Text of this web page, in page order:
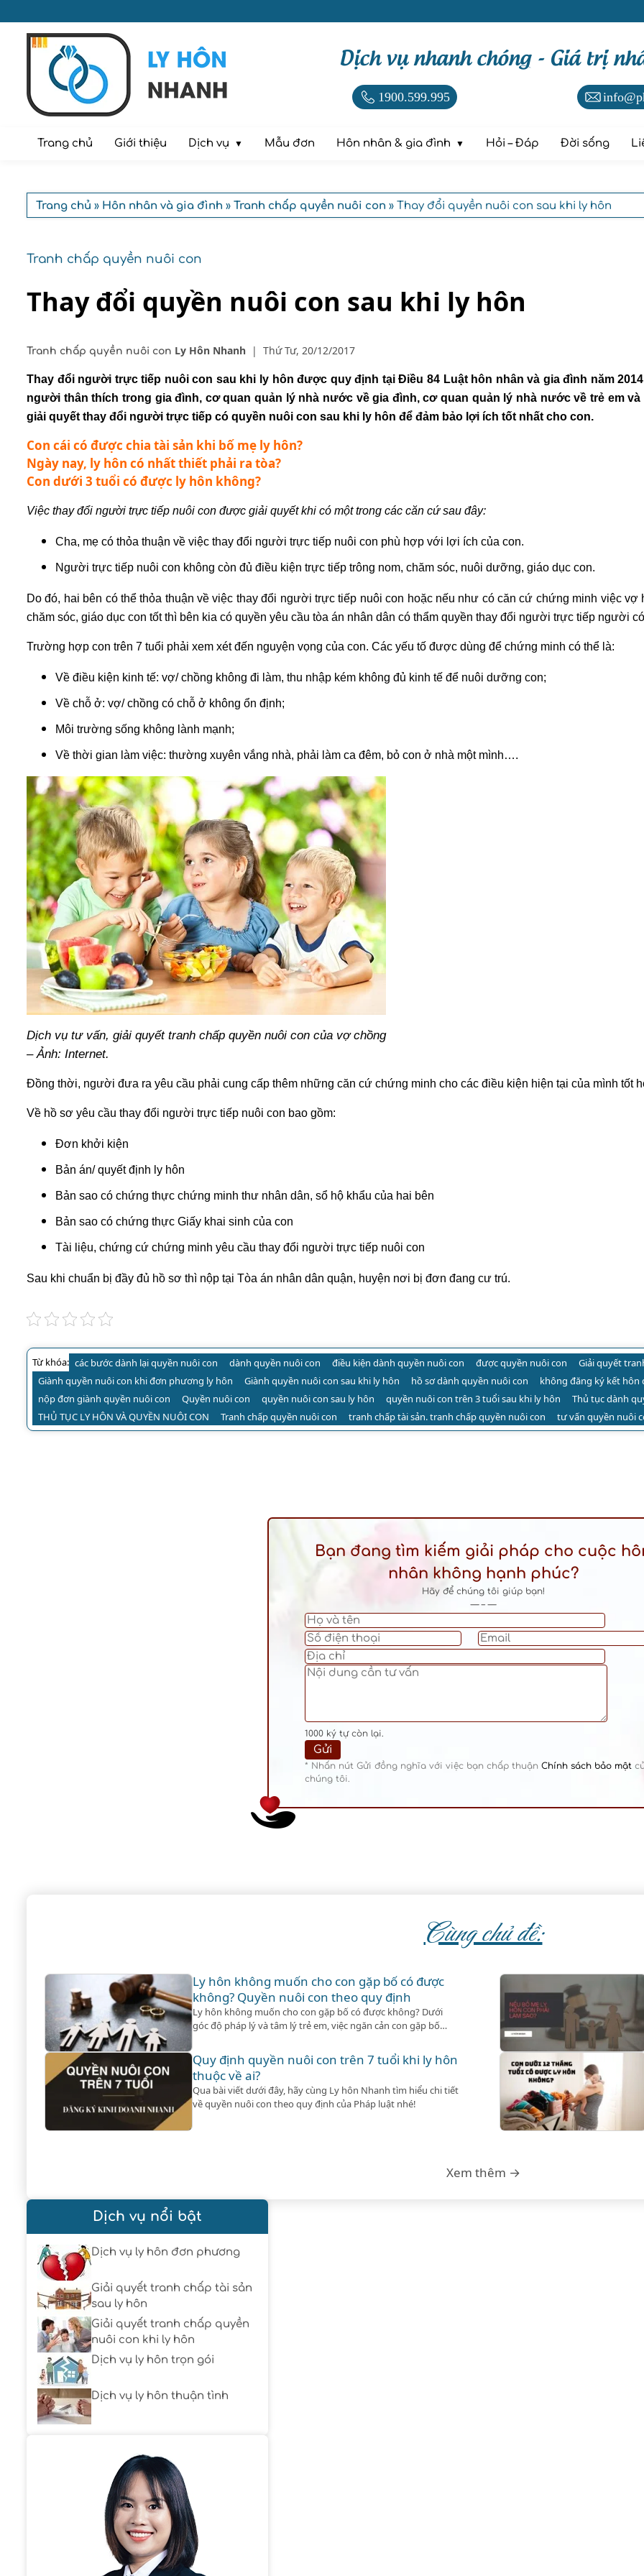
Dịch vụ nhanh chóng - Giá trị
1900.599.995
Trang chủ Giới thiệu Dịch vụ Mẫu đơn Hôn nhân & gia đình Hỏi – Đáp Đời sống
Trang chủ » Hôn nhân và gia đình » Tranh chấp quyền nuôi con » Thay đổi quyền nuôi con sau khi ly hôn
Tranh chấp quyền nuôi con
Thay đổi quyền nuôi con sau khi ly hôn
Tranh chấp quyền nuôi con Ly Hôn Nhanh | Thứ Tư, 20/12/2017
Thay đổi người trực tiếp nuôi con sau khi ly hôn được quy định tại Điều 84 Luật hôn nhân và gia đình năm
người thân thích trong gia đình, cơ quan quản lý nhà nước về gia đình, cơ quan quản lý nhà nước về trẻ em
giải quyết thay đổi người trực tiếp có quyền nuôi con sau khi ly hôn để đảm bảo lợi ích tốt nhất cho con.
Con cái có được chia tài sản khi bố mẹ ly hôn?
Ngày nay, ly hôn có nhất thiết phải ra tòa?
Con dưới 3 tuổi có được ly hôn không?
Việc thay đổi người trực tiếp nuôi con được giải quyết khi có một trong các căn cứ sau đây:
Cha, mẹ có thỏa thuận về việc thay đổi người trực tiếp nuôi con phù hợp với lợi ích của con.
Người trực tiếp nuôi con không còn đủ điều kiện trực tiếp trông nom, chăm sóc, nuôi dưỡng, giáo dục con.
Do đó, hai bên có thể thỏa thuận về việc thay đổi người trực tiếp nuôi con hoặc nếu như có căn cứ chứng minh việc
chăm sóc, giáo dục con tốt thì bên kia có quyền yêu cầu tòa án nhân dân có thẩm quyền thay đổi người trực tiếp người
Trường hợp con trên 7 tuổi phải xem xét đến nguyện vọng của con. Các yếu tố được dùng để chứng minh có thể là:
Về điều kiện kinh tế: vợ/ chồng không đi làm, thu nhập kém không đủ kinh tế để nuôi dưỡng con;
Về chỗ ở: vợ/ chồng có chỗ ở không ổn định;
Môi trường sống không lành mạnh;
Về thời gian làm việc: thường xuyên vắng nhà, phải làm ca đêm, bỏ con ở nhà một mình….
Dịch vụ tư vấn, giải quyết tranh chấp quyền nuôi con của vợ chồng
– Ảnh: Internet.
Đồng thời, người đưa ra yêu cầu phải cung cấp thêm những căn cứ chứng minh cho các điều kiện hiện tại của mình tốt
Về hồ sơ yêu cầu thay đổi người trực tiếp nuôi con bao gồm:
Đơn khởi kiện
Bản án/ quyết định ly hôn
Bản sao có chứng thực chứng minh thư nhân dân, sổ hộ khẩu của hai bên
Bản sao có chứng thực Giấy khai sinh của con
Tài liệu, chứng cứ chứng minh yêu cầu thay đổi người trực tiếp nuôi con
Sau khi chuẩn bị đầy đủ hồ sơ thì nộp tại Tòa án nhân dân quận, huyện nơi bị đơn đang cư trú.
Từ khóa: các bước dành lại quyền nuôi con dành quyền nuôi con điều kiện dành quyền nuôi con được quyền nuôi con
Giải quyết
Giành quyền nuôi con khi đơn phương ly hôn
Giành quyền nuôi con sau khi ly hôn hồ sơ dành quyền nuôi con
không đăng ký kết hôn
nộp đơn giành quyền nuôi con
Quyền nuôi con quyền nuôi con sau ly hôn quyền nuôi con trên 3 tuổi sau khi ly hôn
Thủ tục dành
THỦ TỤC LY HÔN VÀ QUYỀN NUÔI CON
Tranh chấp quyền nuôi con tranh chấp tài sản. tranh chấp quyền nuôi con tư vấn quyền nuôi
Bạn đang tìm kiếm giải pháp cho cuộc
nhân không hạnh phúc?
Hãy để chúng tôi giúp bạn!
— – —
1000 ký tự còn lại.
* Nhấn nút Gửi đồng nghĩa với việc bạn chấp thuận Chính sách bảo mật
chúng tôi.
Cùng chủ đề:
Ly hôn không muốn cho con gặp bố có được
không? Quyền nuôi con theo quy định
Ly hôn không muốn cho con gặp bố có được không? Dưới
góc độ pháp lý và tâm lý trẻ em, việc ngăn cản con gặp bố
Quy định quyền nuôi con trên 7 tuổi khi ly hôn
thuộc về ai?
Qua bài viết dưới đây, hãy cùng Ly hôn Nhanh tìm hiểu chi tiết
về quyền nuôi con theo quy định của Pháp luật nhé!
Xem thêm →
Dịch vụ nổi bật
Dịch vụ ly hôn đơn phương
Giải quyết tranh chấp tài sản
sau ly hôn
Giải quyết tranh chấp quyền
nuôi con khi ly hôn
Dịch vụ ly hôn trọn gói
Dịch vụ ly hôn thuận tình